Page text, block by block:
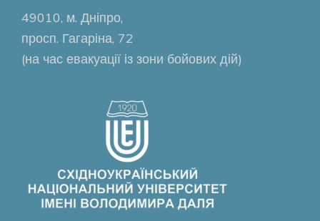
49010, м. Дніпро,
просп. Гагаріна, 72
(на час евакуації із зони бойових дій)